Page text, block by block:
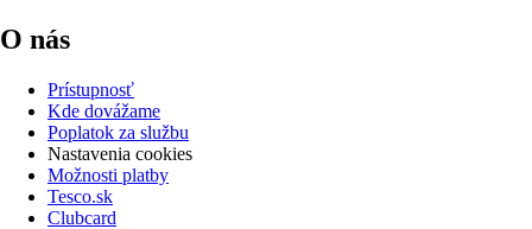
O nás
Prístupnosť
Kde dovážame
Poplatok za službu
Nastavenia cookies
Možnosti platby
Tesco.sk
Clubcard